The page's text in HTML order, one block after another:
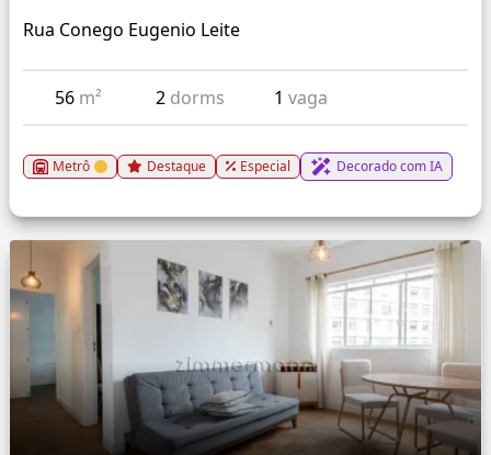
Rua Conego Eugenio Leite
56 m² 2 dorms 1vaga
Metrô Destaque Especial Decorado com IA